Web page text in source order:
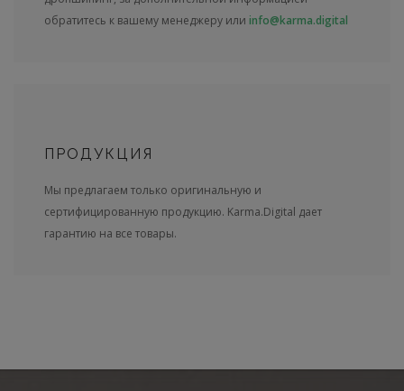
обратитесь к вашему менеджеру или info@karma.digital
ПРОДУКЦИЯ
Мы предлагаем только оригинальную и
сертифицированную продукцию. Karma.Digital дает
гарантию на все товары.